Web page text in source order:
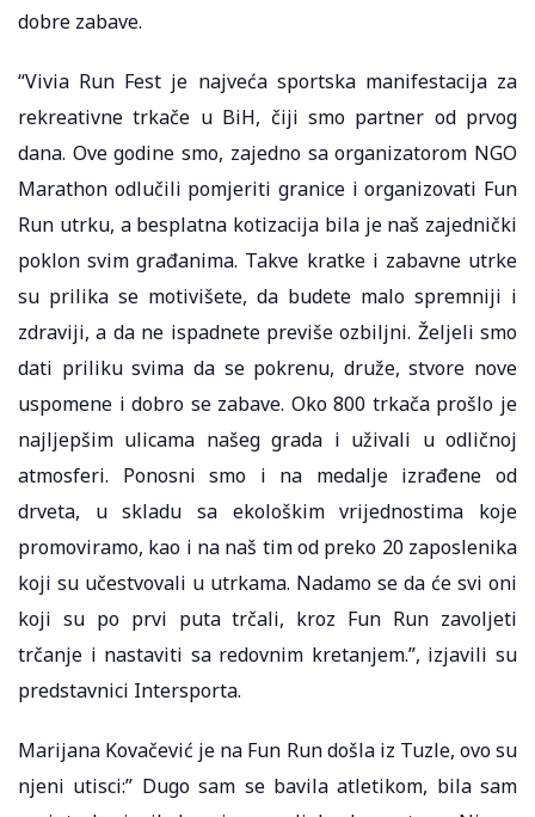
dobre zabave.
“Vivia Run Fest je najveća sportska manifestacija za
rekreativne trkače u BiH, čiji smo partner od prvog
dana. Ove godine smo, zajedno sa organizatorom NGO
Marathon odlučili pomjeriti granice i organizovati Fun
Run utrku, a besplatna kotizacija bila je naš zajednički
poklon svim građanima. Takve kratke i zabavne utrke
su prilika se motivišete, da budete malo spremniji i
zdraviji, a da ne ispadnete previše ozbiljni. Željeli smo
dati priliku svima da se pokrenu, druže, stvore nove
uspomene i dobro se zabave. Oko 800 trkača prošlo je
najljepšim ulicama našeg grada i uživali u odličnoj
atmosferi. Ponosni smo i na medalje izrađene od
drveta, u skladu sa ekološkim vrijednostima koje
promoviramo, kao i na naš tim od preko 20 zaposlenika
koji su učestvovali u utrkama. Nadamo se da će svi oni
koji su po prvi puta trčali, kroz Fun Run zavoljeti
trčanje i nastaviti sa redovnim kretanjem.”, izjavili su
predstavnici Intersporta.
Marijana Kovačević je na Fun Run došla iz Tuzle, ovo su
njeni utisci:” Dugo sam se bavila atletikom, bila sam